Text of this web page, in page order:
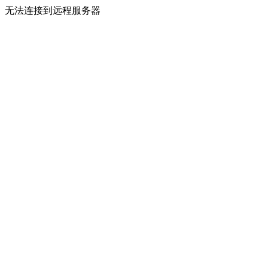
无法连接到远程服务器